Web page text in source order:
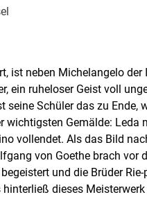
ist neben Michelangelo
ein ruheloser Geist voll
Schüler das zu Ende,
wichtigsten Gemälde: Leda
vollendet. Als das Bild
von Goethe brach vor
und die Brüder
dieses